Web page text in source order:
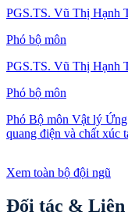
PGS.TS. Vũ Thị Hạnh
Phó bộ môn
PGS.TS. Vũ Thị Hạnh
Phó bộ môn
Phó Bộ môn Vật lý
quang điện và chất xúc
Xem toàn bộ đội ngũ
Đối tác & Liên